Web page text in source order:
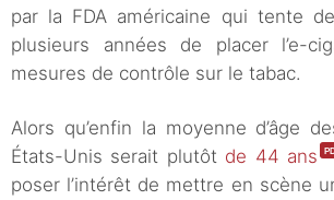
par la FDA américaine qui tente
plusieurs années de placer l’e-
mesures de contrôle sur le tabac.
Alors qu’enfin la moyenne d’âge
États-Unis serait plutôt de 44 ans
poser l’intérêt de mettre en scène